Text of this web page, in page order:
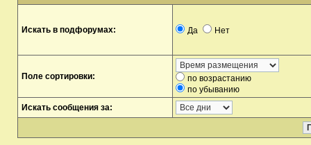
Искать в подфорумах: Да Нет
Поле сортировки:
по возрастанию
по убыванию
Искать сообщения за: